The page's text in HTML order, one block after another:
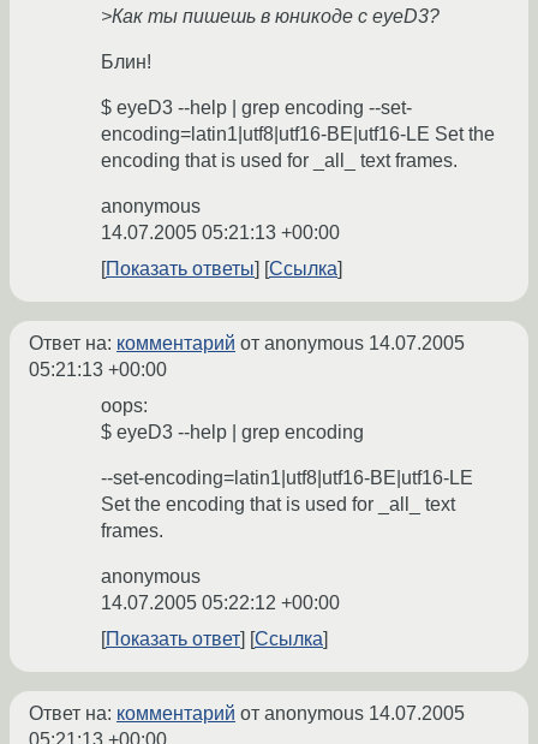
>Как ты пишешь в юникоде c eyeD3?
Блин!
$ eyeD3 --help | grep encoding --set-
encoding=latin1|utf8|utf16-BE|utf16-LE Set the
encoding that is used for _all_ text frames.
anonymous
14.07.2005 05:21:13 +00:00
Показать ответы
Ссылка
Ответ на: комментарий от anonymous 14.07.2005
05:21:13 +00:00
oops:
$ eyeD3 --help | grep encoding
--set-encoding=latin1|utf8|utf16-BE|utf16-LE
Set the encoding that is used for _all_ text
frames.
anonymous
14.07.2005 05:22:12 +00:00
Показать ответ
Ссылка
Ответ на: комментарий от anonymous 14.07.2005